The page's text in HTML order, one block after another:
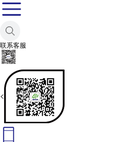
联系客服
<